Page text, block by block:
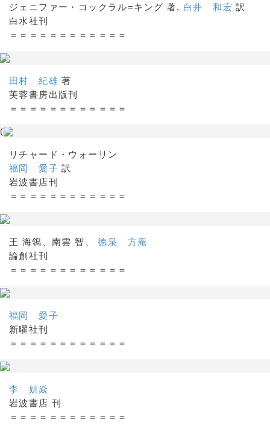
ジェニファー・コックラル=キング 著, 白井 和宏 訳
白水社刊
＝＝＝＝＝＝＝＝＝＝＝＝
田村 紀雄 著
芙蓉書房出版刊
＝＝＝＝＝＝＝＝＝＝＝＝
(
リチャード・ウォーリン
福岡 愛子 訳
岩波書店刊
＝＝＝＝＝＝＝＝＝＝＝＝
王 海鴒、南雲 智、徳泉 方庵
論創社刊
＝＝＝＝＝＝＝＝＝＝＝＝
福岡 愛子
新曜社刊
＝＝＝＝＝＝＝＝＝＝＝＝
李 妍焱
岩波書店 刊
＝＝＝＝＝＝＝＝＝＝＝＝